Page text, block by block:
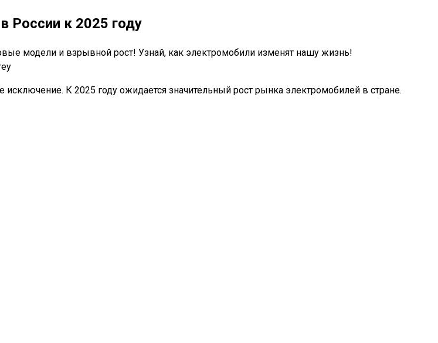
России к 2025 году
модели и взрывной рост! Узнай, как электромобили изменят нашу жизнь!
К 2025 году ожидается значительный рост рынка электромобилей в стране.